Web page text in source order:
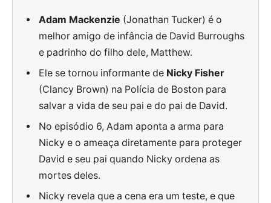
Adam Mackenzie (Jonathan Tucker) é o
melhor amigo de infância de David Burroughs
e padrinho do filho dele, Matthew.
Ele se tornou informante de Nicky Fisher
(Clancy Brown) na Polícia de Boston para
salvar a vida de seu pai e do pai de David.
No episódio 6, Adam aponta a arma para
Nicky e o ameaça diretamente para proteger
David e seu pai quando Nicky ordena as
mortes deles.
Nicky revela que a cena era um teste, e que